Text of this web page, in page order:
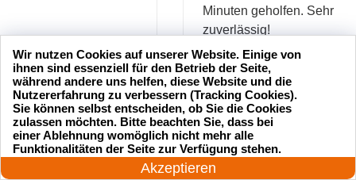
Minuten geholfen. Sehr
zuverlässig!
Markus B.
hat
Sehr guter Service! Der
Schlüsseldienst war freundlich
24 Stunden am Tag
Akzeptieren
Wir nutzen Cookies auf unserer Website. Einige von
ihnen sind essenziell für den Betrieb der Seite,
während andere uns helfen, diese Website und die
Nutzererfahrung zu verbessern (Tracking Cookies).
Sie können selbst entscheiden, ob Sie die Cookies
zulassen möchten. Bitte beachten Sie, dass bei
einer Ablehnung womöglich nicht mehr alle
Funktionalitäten der Seite zur Verfügung stehen.